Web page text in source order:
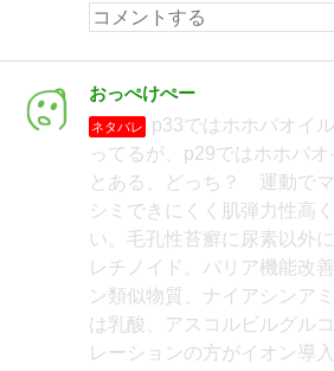
おっぺけぺー
ネタバレ
p33ではホホバオイ
ってるが、p29ではホホバ
とある、どっち？ 運動で
シミできにくく肌弾力性高
い。毛孔性苔癬に尿素以外
レチノイド。バリア機能改
ン類似物質、ナイアシンア
は乳酸、アスコルビルグル
レーションの方がイオン導